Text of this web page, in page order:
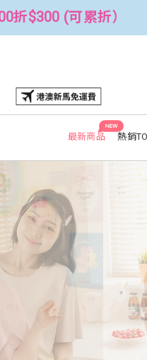
全館3件88折！🦄 滿
NEW
最新商品 熱銷